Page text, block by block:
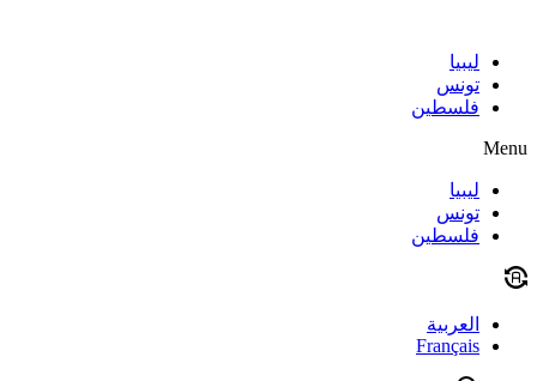
contentليبيا
تونس
فلسطين
Menu
ليبيا
تونس
فلسطين
العربية
Français